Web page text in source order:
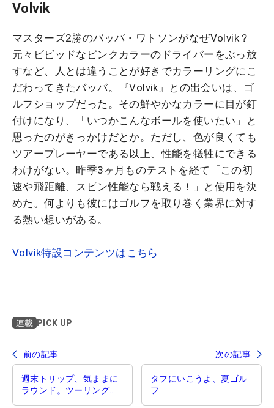
Volvik
マスターズ2勝のバッバ・ワトソンがなぜVolvik？
元々ビビッドなピンクカラーのドライバーをぶっ放
すなど、人とは違うことが好きでカラーリングにこ
だわってきたバッバ。『Volvik』との出会いは、ゴ
ルフショップだった。その鮮やかなカラーに目が釘
付けになり、「いつかこんなボールを使いたい」と
思ったのがきっかけだとか。ただし、色が良くても
ツアープレーヤーである以上、性能を犠牲にできる
わけがない。昨季3ヶ月ものテストを経て「この初
速や飛距離、スピン性能なら戦える！」と使用を決
めた。何よりも彼にはゴルフを取り巻く業界に対す
る熱い想いがある。
Volvik特設コンテンツはこちら
連載 PICK UP
前の記事 次の記事
週末トリップ、気ままに
ラウンド。ツーリングの
タフにいこうよ、夏ゴル
フ